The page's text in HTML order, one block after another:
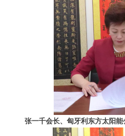
张一千会长、匈牙利东方太阳